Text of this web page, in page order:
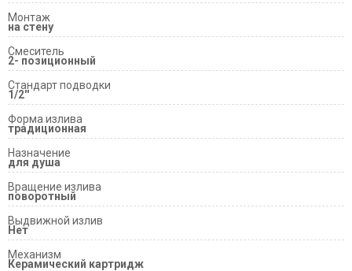
Монтаж
на стену
Смеситель
2- позиционный
Стандарт подводки
1/2''
Форма излива
традиционная
Назначение
для душа
Вращение излива
поворотный
Выдвижной излив
Нет
Механизм
Керамический картридж